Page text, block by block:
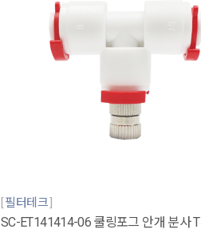
필터테크
SC-ET141414-06 쿨링포그 안개 분사